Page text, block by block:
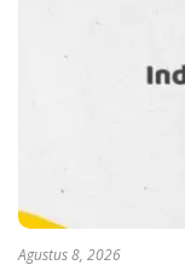
Agustus 8, 2026